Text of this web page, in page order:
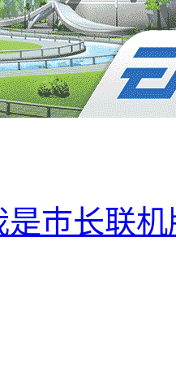
是巿长联机